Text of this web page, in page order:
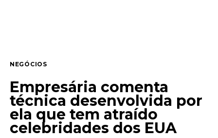
Quem somos
Contato
NEGÓCIOS
Empresária comenta
técnica desenvolvida por
ela que tem atraído
celebridades dos EUA